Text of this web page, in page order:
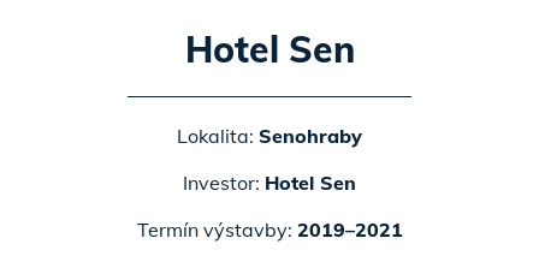
Hotel Sen
Lokalita: Senohraby
Investor: Hotel Sen
Termín výstavby: 2019–2021